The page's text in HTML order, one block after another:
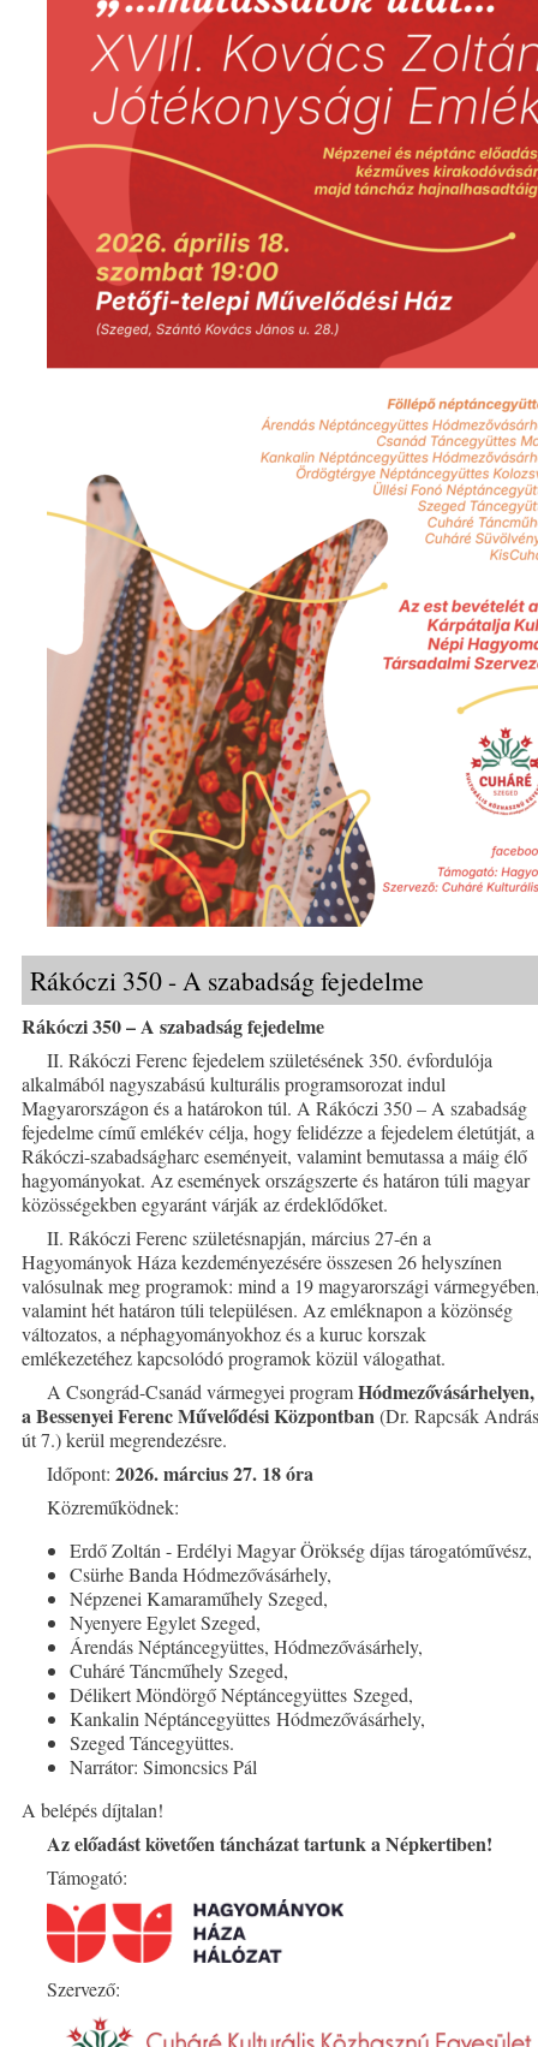
Rákóczi 350 - A szabadság fejedelme
Rákóczi 350 – A szabadság fejedelme
II. Rákóczi Ferenc fejedelem születésének 350. évfordulója
alkalmából nagyszabású kulturális programsorozat indul
Magyarországon és a határokon túl. A Rákóczi 350 – A szabadság
fejedelme című emlékév célja, hogy felidézze a fejedelem életútját, a
Rákóczi-szabadságharc eseményeit, valamint bemutassa a máig élő
hagyományokat. Az események országszerte és határon túli magyar
közösségekben egyaránt várják az érdeklődőket.
II. Rákóczi Ferenc születésnapján, március 27-én a
Hagyományok Háza kezdeményezésére összesen 26 helyszínen
valósulnak meg programok: mind a 19 magyarországi
valamint hét határon túli településen. Az emléknapon a közönség
változatos, a néphagyományokhoz és a kuruc korszak
emlékezetéhez kapcsolódó programok közül válogathat.
A Csongrád-Csanád vármegyei programHódmezővásárhelyen,
a Bessenyei Ferenc Művelődési Központban(Dr. Rapcsák András
út 7.) kerül megrendezésre.
Időpont: 2026. március 27. 18 óra
Közreműködnek:
Erdő Zoltán - Erdélyi Magyar Örökség díjas tárogatóművész,
Csürhe Banda Hódmezővásárhely,
Népzenei Kamaraműhely Szeged,
Nyenyere Egylet Szeged,
Árendás Néptáncegyüttes, Hódmezővásárhely,
Cuháré Táncműhely Szeged,
Délikert Möndörgő Néptáncegyüttes Szeged,
Kankalin Néptáncegyüttes Hódmezővásárhely,
Szeged Táncegyüttes.
Narrátor: Simoncsics Pál
A belépés díjtalan!
Az előadást követően táncházat tartunk a Népkertiben!
Támogató:
Szervező: